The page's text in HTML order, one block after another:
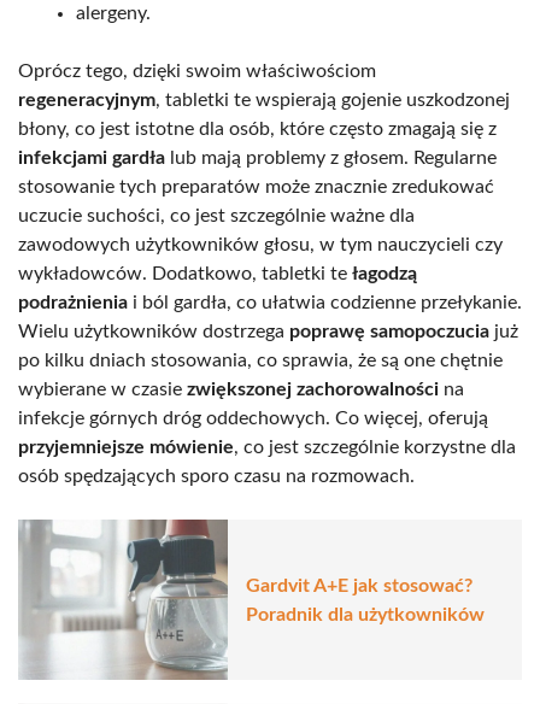
alergeny.
Oprócz tego, dzięki swoim właściwościom
regeneracyjnym, tabletki te wspierają gojenie uszkodzonej
błony, co jest istotne dla osób, które często zmagają się z
infekcjami gardła lub mają problemy z głosem. Regularne
stosowanie tych preparatów może znacznie zredukować
uczucie suchości, co jest szczególnie ważne dla
zawodowych użytkowników głosu, w tym nauczycieli czy
wykładowców. Dodatkowo, tabletki te łagodzą
podrażnienia i ból gardła, co ułatwia codzienne przełykanie.
Wielu użytkowników dostrzega poprawę samopoczucia już
po kilku dniach stosowania, co sprawia, że są one chętnie
wybierane w czasie zwiększonej zachorowalności na
infekcje górnych dróg oddechowych. Co więcej, oferują
przyjemniejsze mówienie, co jest szczególnie korzystne dla
osób spędzających sporo czasu na rozmowach.
Gardvit A+E jak stosować?
Poradnik dla użytkowników